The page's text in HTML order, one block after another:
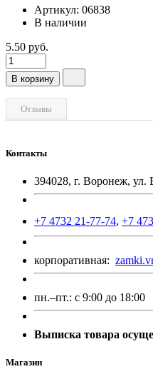
Артикул: 06838
В наличии
5.50 руб.
В корзину
Отзывы
Контакты
394028, г. Воронеж, ул.
+7 4732 21-77-74, +7
корпоративная:
пн.–пт.: с 9:00 до 18:00
Выписка товара
Магазин